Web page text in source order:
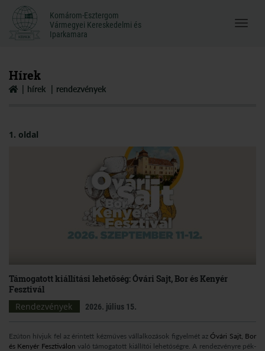
Komárom-Esztergom
Vármegyei Kereskedelmi és
Iparkamara
Komárom-Esztergom
Vármegyei Kereskedelmi és
Iparkamara
Menü
Hírek
hírek rendezvények
1. oldal
Támogatott kiállítási lehetőség: Óvári Sajt, Bor és Kenyér
Fesztivál
Rendezvények
2026. július 15.
Ezúton hívjuk fel az érintett kézműves vállalkozások figyelmét az Óvári Sajt, Bor
és Kenyér Fesztiválon való támogatott kiállítói lehetőségre. A rendezvényre pék-